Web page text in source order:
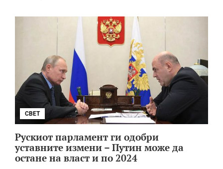
СВЕТ
Рускиот парламент ги одобри
уставните измени – Путин може да
остане на власт и по 2024